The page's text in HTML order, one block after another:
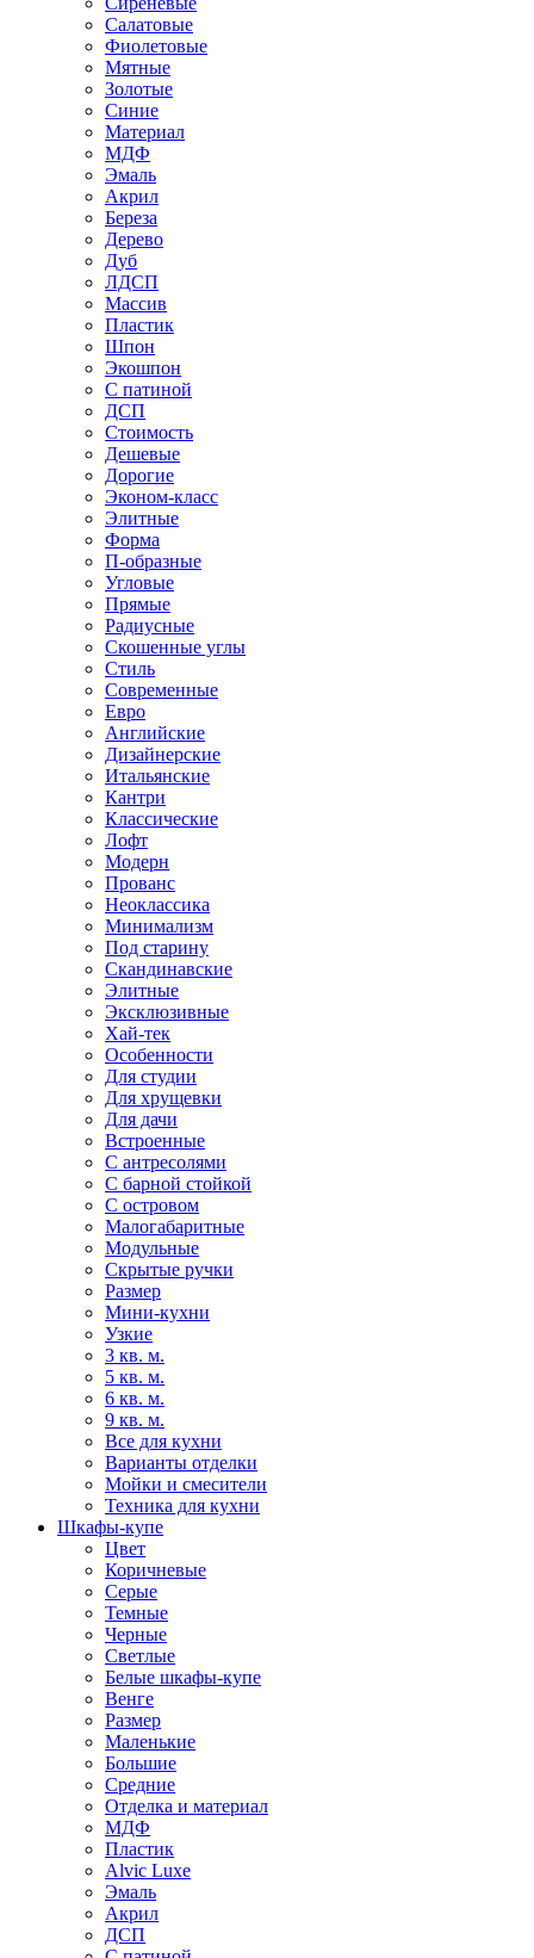
Салатовые
Фиолетовые
Мятные
Золотые
Синие
Материал
МДФ
Эмаль
Акрил
Береза
Дерево
Дуб
ЛДСП
Массив
Пластик
Шпон
Экошпон
С патиной
ДСП
Стоимость
Дешевые
Дорогие
Эконом-класс
Элитные
Форма
П-образные
Угловые
Прямые
Радиусные
Скошенные углы
Стиль
Современные
Евро
Английские
Дизайнерские
Итальянские
Кантри
Классические
Лофт
Модерн
Прованс
Неоклассика
Минимализм
Под старину
Скандинавские
Элитные
Эксклюзивные
Хай-тек
Особенности
Для студии
Для хрущевки
Для дачи
Встроенные
С антресолями
С барной стойкой
С островом
Малогабаритные
Модульные
Скрытые ручки
Размер
Мини-кухни
Узкие
3 кв. м.
5 кв. м.
6 кв. м.
9 кв. м.
Все для кухни
Варианты отделки
Мойки и смесители
Техника для кухни
Шкафы-купе
Цвет
Коричневые
Серые
Темные
Черные
Светлые
Белые шкафы-купе
Венге
Размер
Маленькие
Большие
Средние
Отделка и материал
МДФ
Пластик
Alvic Luxe
Эмаль
Акрил
ДСП